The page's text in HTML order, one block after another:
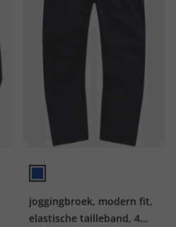
joggingbroek, modern fit,
elastische tailleband, 4